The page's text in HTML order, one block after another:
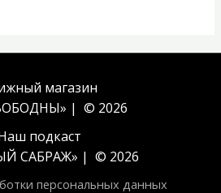
магазин
| © 2026
подкаст
САБРАЖ» | © 2026
персональных данных